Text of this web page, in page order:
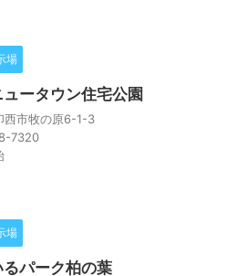
場
ータウン住宅公園
西市牧の原6-1-3
7320
場
パーク柏の葉